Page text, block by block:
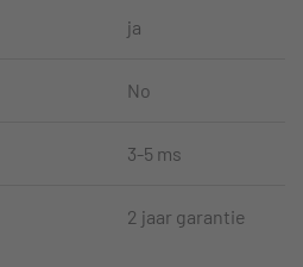
ja
No
3-5 ms
2 jaar garantie